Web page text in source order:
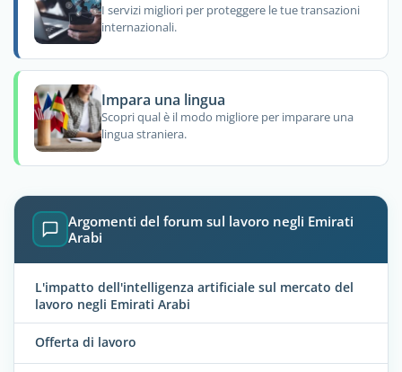
I servizi migliori per proteggere le tue transazioni
internazionali.
Impara una lingua
Scopri qual è il modo migliore per imparare una
lingua straniera.
Argomenti del forum sul lavoro negli Emirati
Arabi
L'impatto dell'intelligenza artificiale sul mercato del
lavoro negli Emirati Arabi
Offerta di lavoro